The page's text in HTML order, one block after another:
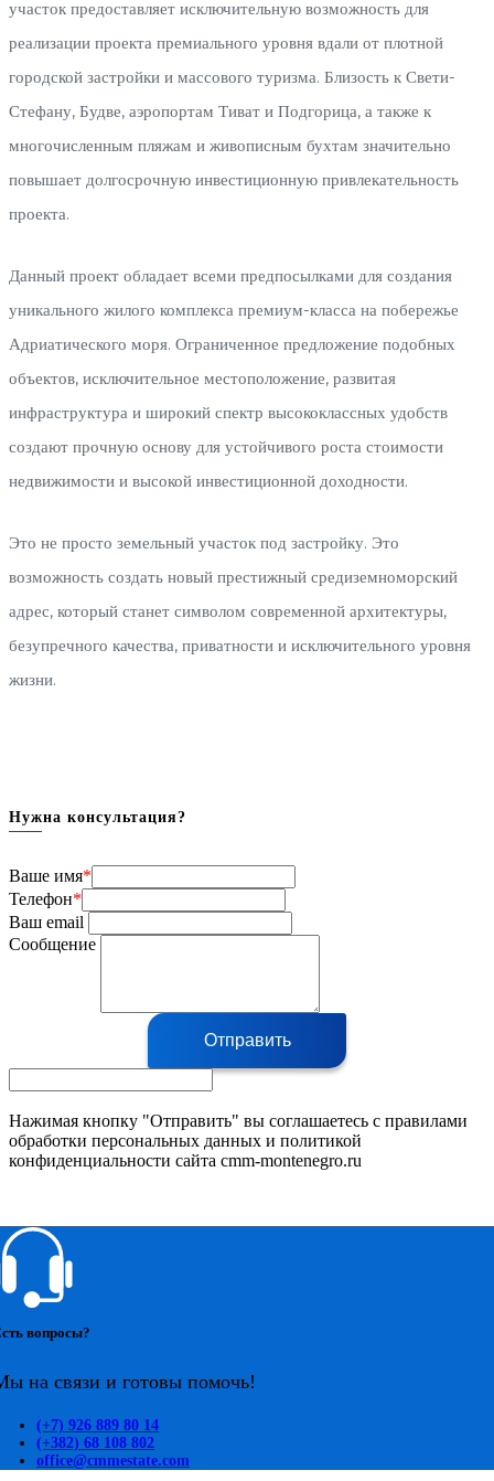
участок предоставляет исключительную возможность для
реализации проекта премиального уровня вдали от плотной
городской застройки и массового туризма. Близость к Свети-
Стефану, Будве, аэропортам Тиват и Подгорица, а также к
многочисленным пляжам и живописным бухтам значительно
повышает долгосрочную инвестиционную привлекательность
проекта.
Данный проект обладает всеми предпосылками для создания
уникального жилого комплекса премиум-класса на побережье
Адриатического моря. Ограниченное предложение подобных
объектов, исключительное местоположение, развитая
инфраструктура и широкий спектр высококлассных удобств
создают прочную основу для устойчивого роста стоимости
недвижимости и высокой инвестиционной доходности.
Это не просто земельный участок под застройку. Это
возможность создать новый престижный средиземноморский
адрес, который станет символом современной архитектуры,
безупречного качества, приватности и исключительного уровня
жизни.
Нужна консультация?
Ваше имя*
Телефон*
Ваш email
Сообщение
Отправить
Нажимая кнопку "Отправить" вы соглашаетесь с правилами
обработки персональных данных и политикой
конфиденциальности сайта cmm-montenegro.ru
вопросы?
на связи и готовы помочь!
(+7) 926 889 80 14
(+382) 68 108 802
office@cmmestate.com